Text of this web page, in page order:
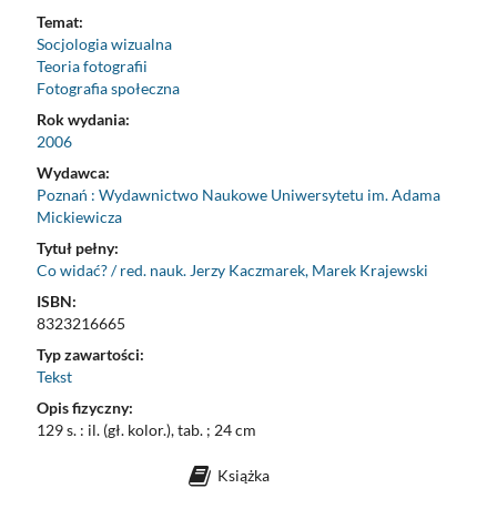
Temat:
Socjologia wizualna
Teoria fotografii
Fotografia społeczna
Rok wydania:
2006
Wydawca:
Poznań : Wydawnictwo Naukowe Uniwersytetu im. Adama
Mickiewicza
Tytuł pełny:
Co widać? / red. nauk. Jerzy Kaczmarek, Marek Krajewski
ISBN:
8323216665
Typ zawartości:
Tekst
Opis fizyczny:
129 s. : il. (gł. kolor.), tab. ; 24 cm
Książka